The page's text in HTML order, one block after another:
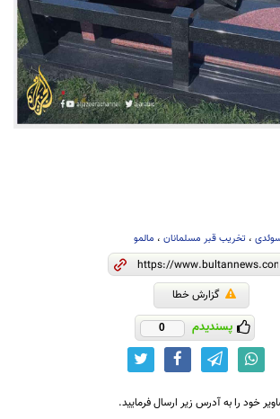
، تخریب قبر مسلمانان ، مالمو
گزارش خطا
پسندیدم 0
خود را به آدرس زیر ارسال فرمایید.